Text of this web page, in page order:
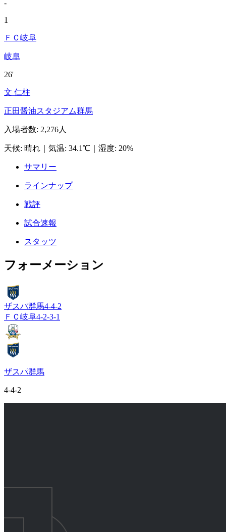
-
1
ＦＣ岐阜
岐阜
26'
文 仁柱
正田醤油スタジアム群馬
入場者数: 2,276人
天候: 晴れ 気温: 34.1℃ 湿度: 20%
サマリー
ラインナップ
戦評
試合速報
スタッツ
フォーメーション
ザスパ群馬4-4-2
ＦＣ岐阜4-2-3-1
ザスパ群馬
4-4-2